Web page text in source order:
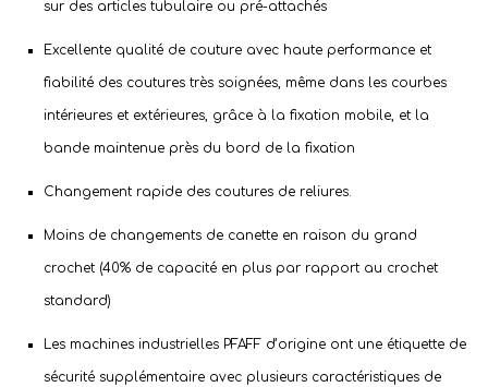
sur des articles tubulaire ou pré-attachés
Excellente qualité de couture avec haute performance et
fiabilité des coutures très soignées, même dans les courbes
intérieures et extérieures, grâce à la fixation mobile, et la
bande maintenue près du bord de la fixation
Changement rapide des coutures de reliures.
Moins de changements de canette en raison du grand
crochet (40% de capacité en plus par rapport au crochet
standard)
Les machines industrielles PFAFF d’origine ont une étiquette de
sécurité supplémentaire avec plusieurs caractéristiques de